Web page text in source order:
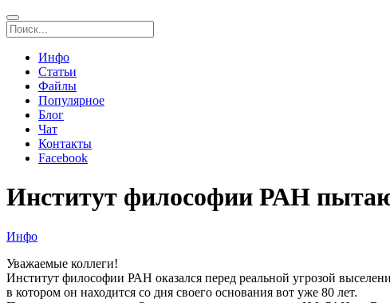
Инфо
Статьи
Файлы
Популярное
Блог
Чат
Контакты
Facebook
Институт философии РАН
Инфо
Уважаемые коллеги!
Институт философии РАН оказался перед реальной угрозой
в котором он находится со дня своего основания вот уже 80 лет.